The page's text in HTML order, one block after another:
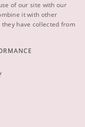
of our site with our
it with other
have collected from